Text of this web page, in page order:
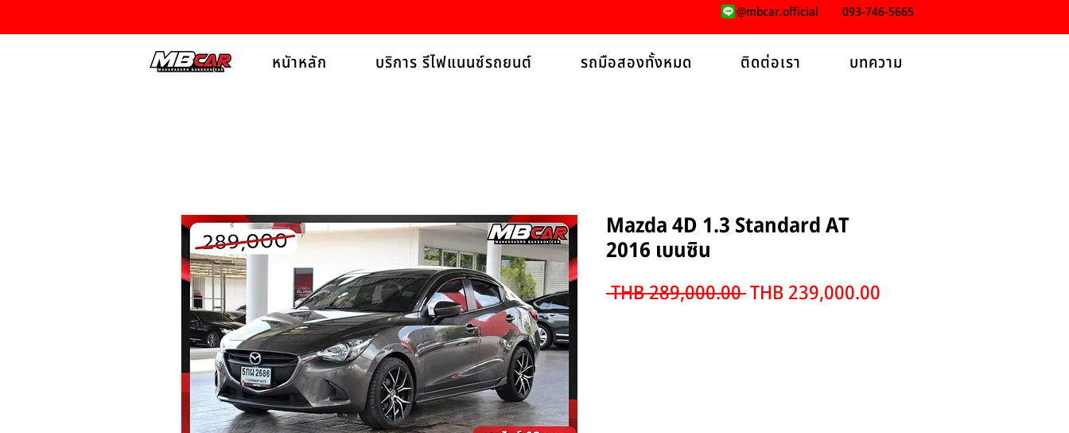
@mbcar.official 093-746-5665
หนัาหลัก บริการ รีไฟแนนซ์รถยนต์ รถมือสองทั้งหมด ติดต่อเรา บทความ
Mazda 4D 1.3 Standard AT
2016 เบนซิน
THB 289,000.00 Regular
THB 239,000.00